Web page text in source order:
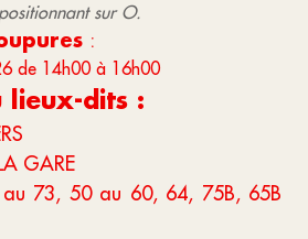
sur O.
:
de 14h00 à 16h00
lieux-dits :
GARE
73, 50 au 60, 64, 75B, 65B